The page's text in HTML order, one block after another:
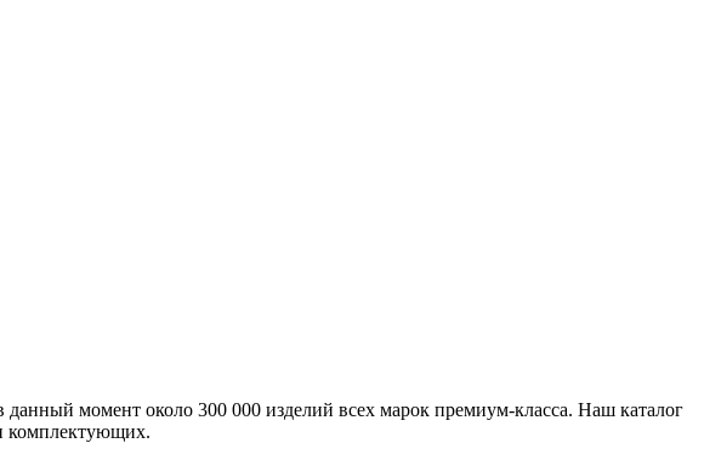
момент около 300 000 изделий всех марок премиум-класса. Наш каталог
комплектующих.